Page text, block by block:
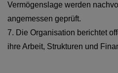
Vermögenslage werden
angemessen geprüft.
7. Die Organisation berichtet
ihre Arbeit, Strukturen und